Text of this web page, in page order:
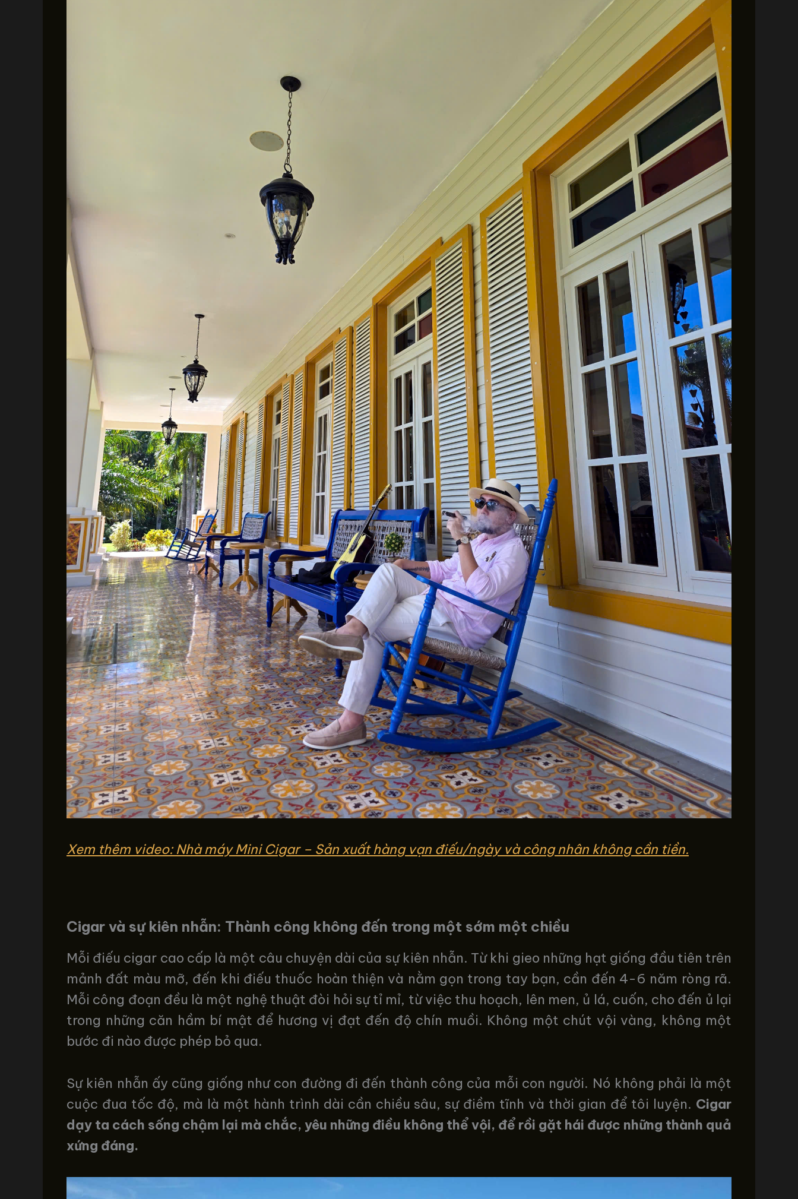
Xem thêm video: Nhà máy Mini Cigar – Sản xuất hàng vạn điếu/ngày và công nhân không cần tiền.
Cigar và sự kiên nhẫn: Thành công không đến trong một sớm một chiều
Mỗi điếu cigar cao cấp là một câu chuyện dài của sự kiên nhẫn. Từ khi gieo những hạt giống đầu tiên trên
mảnh đất màu mỡ, đến khi điếu thuốc hoàn thiện và nằm gọn trong tay bạn, cần đến 4-6 năm ròng rã.
Mỗi công đoạn đều là một nghệ thuật đòi hỏi sự tỉ mỉ, từ việc thu hoạch, lên men, ủ lá, cuốn, cho đến ủ lại
trong những căn hầm bí mật để hương vị đạt đến độ chín muồi. Không một chút vội vàng, không một
bước đi nào được phép bỏ qua.
Sự kiên nhẫn ấy cũng giống như con đường đi đến thành công của mỗi con người. Nó không phải là một
cuộc đua tốc độ, mà là một hành trình dài cần chiều sâu, sự điềm tĩnh và thời gian để tôi luyện. Cigar
dạy ta cách sống chậm lại mà chắc, yêu những điều không thể vội, để rồi gặt hái được những thành quả
xứng đáng.